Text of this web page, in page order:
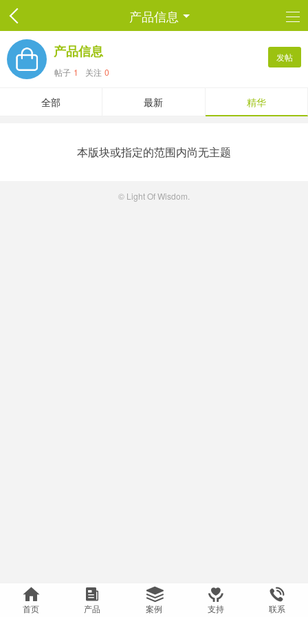
产品信息
产品信息
帖子 1 关注 0
发帖
全部 最新 精华
本版块或指定的范围内尚无主题
© Light Of Wisdom.

首页

产品

案例

支持

联系